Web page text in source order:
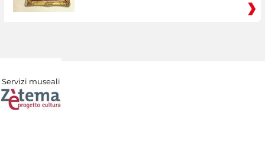
Servizi museali